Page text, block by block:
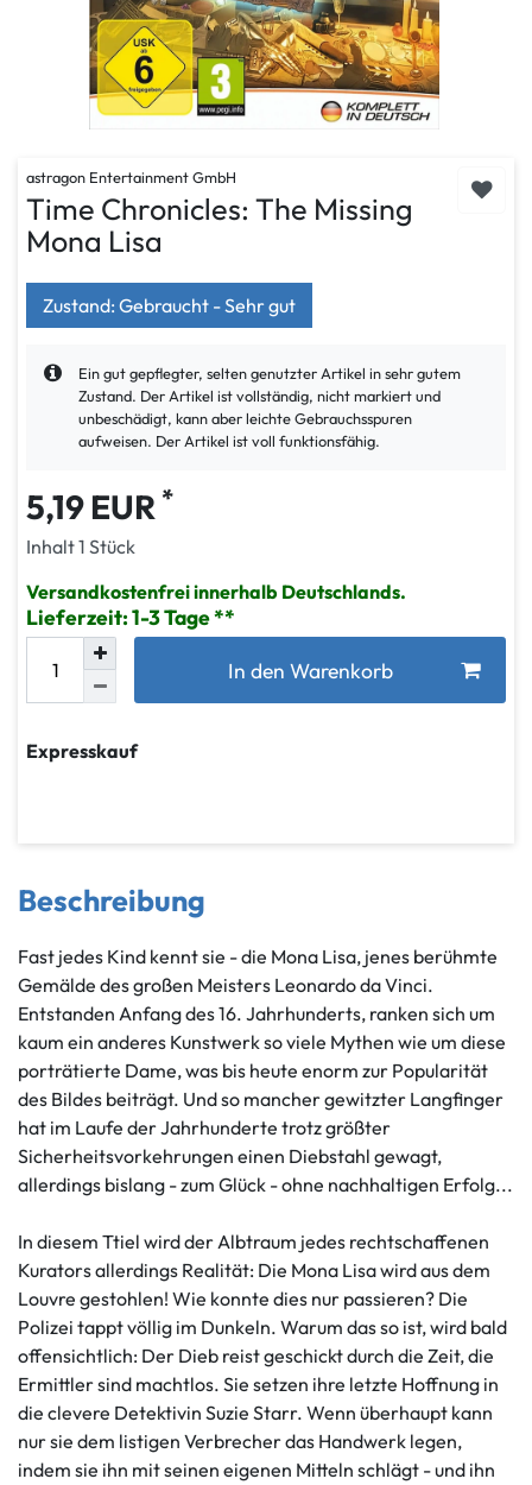
astragon Entertainment GmbH
Time Chronicles: The Missing
Mona Lisa
Zustand: Gebraucht - Sehr gut
Ein gut gepflegter, selten genutzter Artikel in sehr gutem
Zustand. Der Artikel ist vollständig, nicht markiert und
unbeschädigt, kann aber leichte Gebrauchsspuren
aufweisen. Der Artikel ist voll funktionsfähig.
5,19 EUR *
Inhalt1 Stück
Versandkostenfrei innerhalb Deutschlands.
Lieferzeit: 1-3 Tage
In den Warenkorb
Expresskauf
Beschreibung
Fast jedes Kind kennt sie - die Mona Lisa, jenes berühmte
Gemälde des großen Meisters Leonardo da Vinci.
Entstanden Anfang des 16. Jahrhunderts, ranken sich um
kaum ein anderes Kunstwerk so viele Mythen wie um diese
porträtierte Dame, was bis heute enorm zur Popularität
des Bildes beiträgt. Und so mancher gewitzter Langfinger
hat im Laufe der Jahrhunderte trotz größter
Sicherheitsvorkehrungen einen Diebstahl gewagt,
allerdings bislang - zum Glück - ohne nachhaltigen Erfolg...
In diesem Ttiel wird der Albtraum jedes rechtschaffenen
Kurators allerdings Realität: Die Mona Lisa wird aus dem
Louvre gestohlen! Wie konnte dies nur passieren? Die
Polizei tappt völlig im Dunkeln. Warum das so ist, wird bald
offensichtlich: Der Dieb reist geschickt durch die Zeit, die
Ermittler sind machtlos. Sie setzen ihre letzte Hoffnung in
die clevere Detektivin Suzie Starr. Wenn überhaupt kann
nur sie dem listigen Verbrecher das Handwerk legen,
indem sie ihn mit seinen eigenen Mitteln schlägt - und ihn